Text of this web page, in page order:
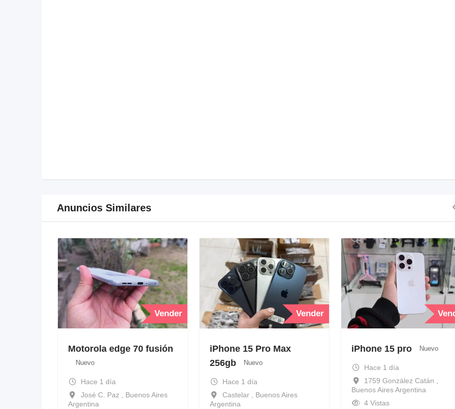
Anuncios Similares
Vender
Motorola edge 70 fusión
Nuevo
Hace 1 día
José C. Paz , Buenos Aires
Argentina
Vender
iPhone 15 Pro Max
256gb
Nuevo
Hace 1 día
Castelar , Buenos Aires
Argentina
iPhone 15 pro Nuevo
Hace 1 día
1759 González Catán ,
Buenos Aires Argentina
4 Vistas